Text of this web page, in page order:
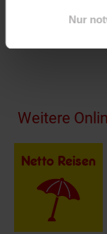
Nur
Fußzeile
Weitere
Netto Reisen